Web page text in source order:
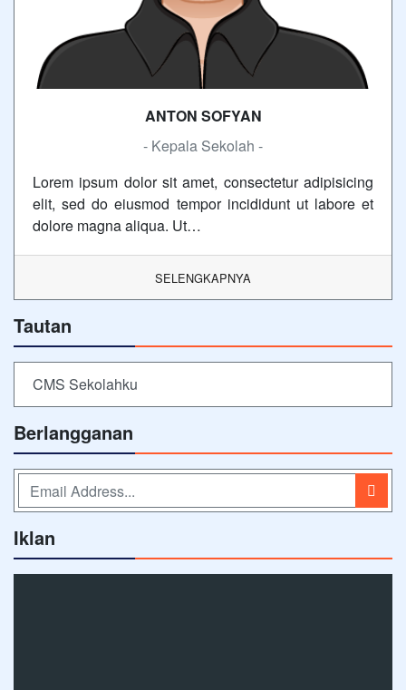
ANTON SOFYAN
- Kepala Sekolah -
Lorem ipsum dolor sit amet, consectetur adipisicing
elit, sed do eiusmod tempor incididunt ut labore et
dolore magna aliqua. Ut…
SELENGKAPNYA
Tautan
CMS Sekolahku
Berlangganan
Iklan